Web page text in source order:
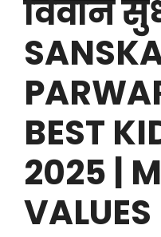
विवान
BEST
2025 |